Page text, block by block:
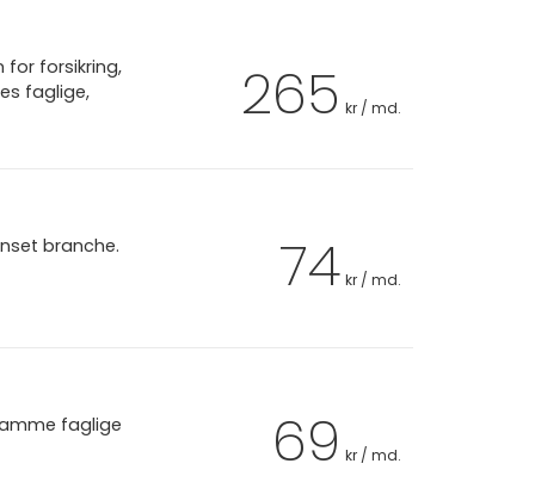
for forsikring,
faglige,
265 kr / md.
branche.
74 kr / md.
faglige
69 kr / md.